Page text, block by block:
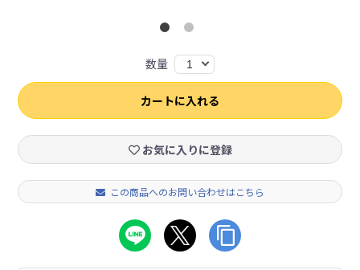
数量 1
カートに入れる
お気に入りに登録
この商品へのお問い合わせはこちら